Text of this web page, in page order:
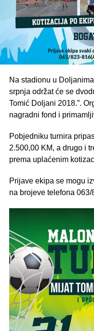
Na stadionu u
srpnja održat će se
Tomić Doljani 2018.”.
nagradni fond i
Pobjedniku turnira
2.500,00 KM, a drugo i
prema uplaćenim
Prijave ekipa se mogu
na brojeve telefona